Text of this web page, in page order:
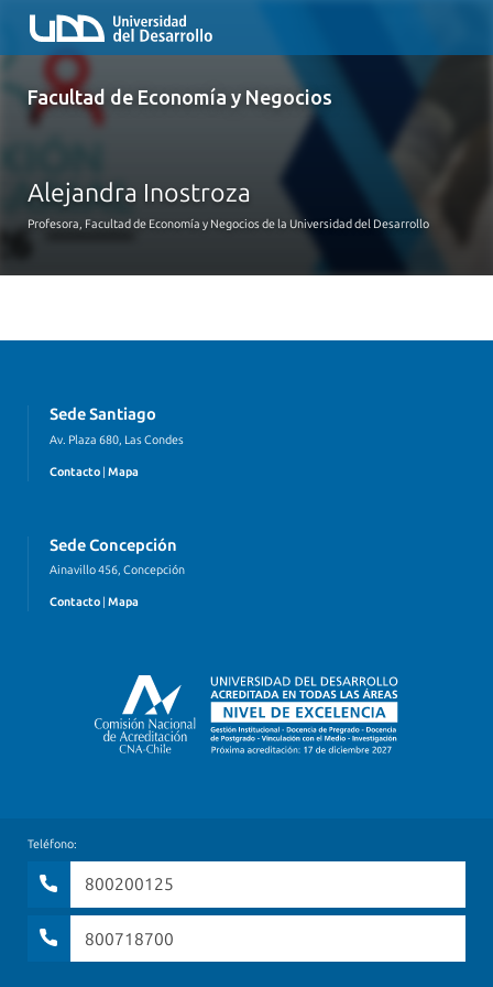
Facultad de Economía y Negocios
Alejandra Inostroza
Profesora, Facultad de Economía y Negocios de la Universidad del Desarrollo
Sede Santiago
Av. Plaza 680, Las Condes
Contacto | Mapa
Sede Concepción
Ainavillo 456, Concepción
Contacto Mapa
Teléfono:
800200125
800718700